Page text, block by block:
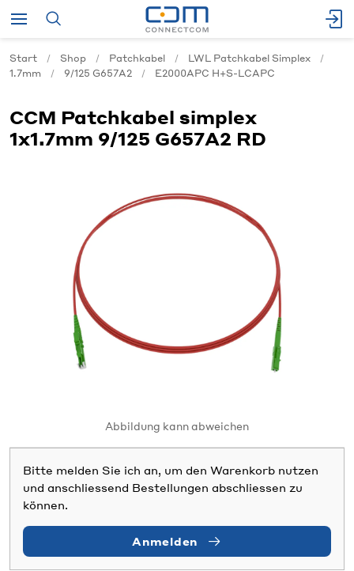
Start Shop Patchkabel
LWL Patchkabel Simplex
1.7mm
9/125 G657A2 E2000APC H+S-LCAPC
CCM Patchkabel simplex
1x1.7mm 9/125 G657A2 RD
Abbildung kann abweichen
Bitte melden Sie ich an, um den Warenkorb nutzen
und anschliessend Bestellungen abschliessen zu
können.
Anmelden